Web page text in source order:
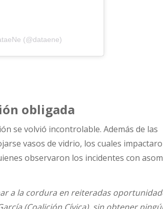
(@dataene)
obligada
se volvió incontrolable. Además de las
vasos de vidrio, los cuales
observaron los incidentes con
a la cordura en reiteradas